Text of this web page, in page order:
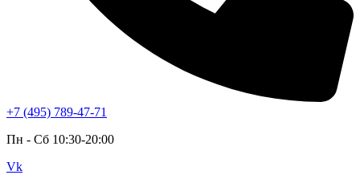
+7 (495) 789-47-71
Пн - Cб 10:30-20:00
Vk